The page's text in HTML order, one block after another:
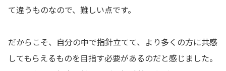
て違うものなので、難しい点です。
だからこそ、自分の中で指針立てて、より多くの方に共感
してもらえるものを目指す必要があるのだと感じました。